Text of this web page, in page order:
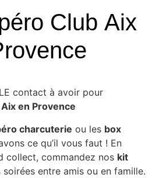
Club Aix
contact à avoir pour
Aix en Provence
charcuterie ou les box
ce qu’il vous faut ! En
collect, commandez nos kit
entre amis ou en famille.